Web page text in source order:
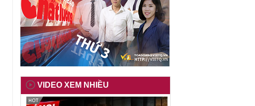
VIDEO XEM NHIỀU